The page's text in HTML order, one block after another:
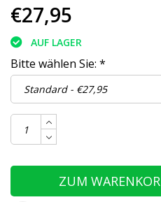
€27,95
AUF LAGER
Bitte wählen Sie: *
ZUM